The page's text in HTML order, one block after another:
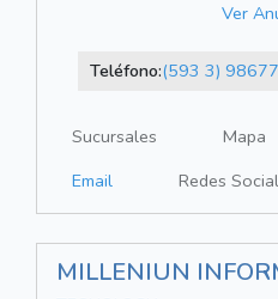
Ver
Teléfono:(593 3)
Sucursales Mapa
Email
Redes
MILLENIUN